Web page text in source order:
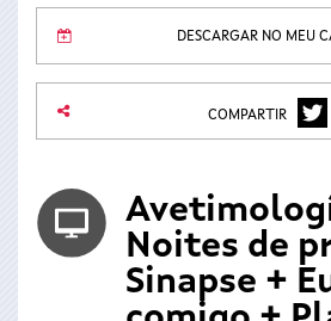
DESCARGAR NO MEU
COMPARTIR
Noites de
Sinapse +